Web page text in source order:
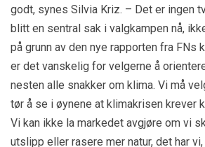
godt, synes Silvia Kriz. – Det er ingen
blitt en sentral sak i valgkampen nå,
på grunn av den nye rapporten fra FNs
er det vanskelig for velgerne å
nesten alle snakker om klima. Vi må
tør å se i øynene at klimakrisen krever
Vi kan ikke la markedet avgjøre om vi
utslipp eller rasere mer natur, det har